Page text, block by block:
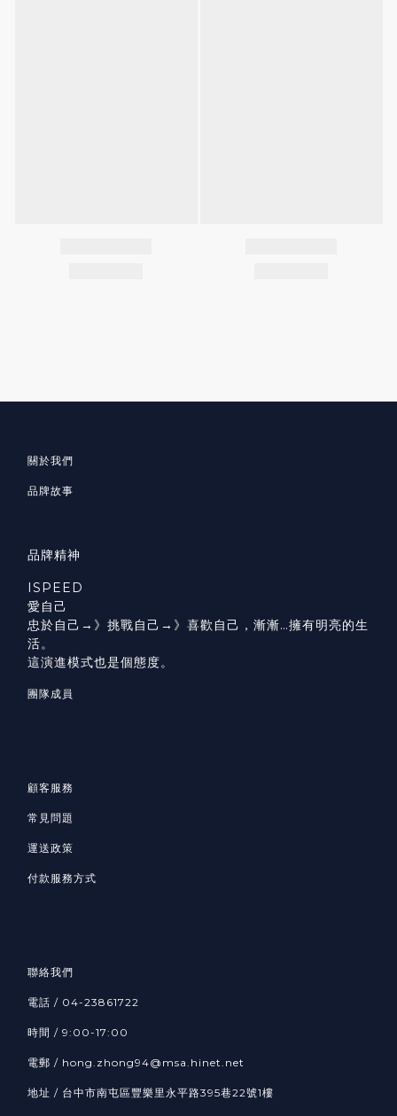
關於我們
品牌故事
品牌精神
ISPEED
愛自己
忠於自己→》挑戰自己→》喜歡自己，漸漸…擁有明亮的生
活。
這演進模式也是個態度。
團隊成員
顧客服務
常見問題
運送政策
付款服務方式
聯絡我們
電話 / 04-23861722
時間 / 9:00-17:00
電郵 / hong.zhong94@msa.hinet.net
地址 / 台中市南屯區豐樂里永平路395巷22號1樓